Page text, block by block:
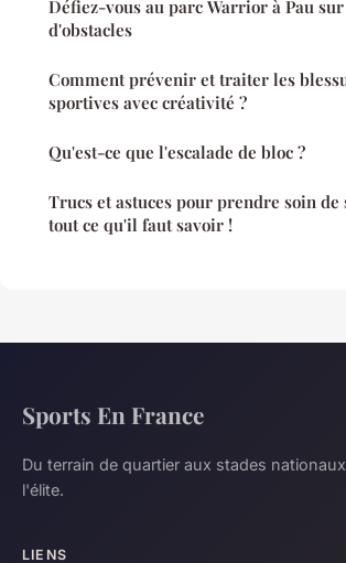
Défiez-vous au parc Warrior à Pau sur
d'obstacles
Comment prévenir et traiter les
sportives avec créativité ?
Qu'est-ce que l'escalade de bloc ?
Trucs et astuces pour prendre soin de
tout ce qu'il faut savoir !
Sports En France
Du terrain de quartier aux stades
l'élite.
LIENS